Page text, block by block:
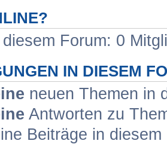
Forum: 0
IN DIESEM
neuen Themen in
Antworten zu
Beiträge in